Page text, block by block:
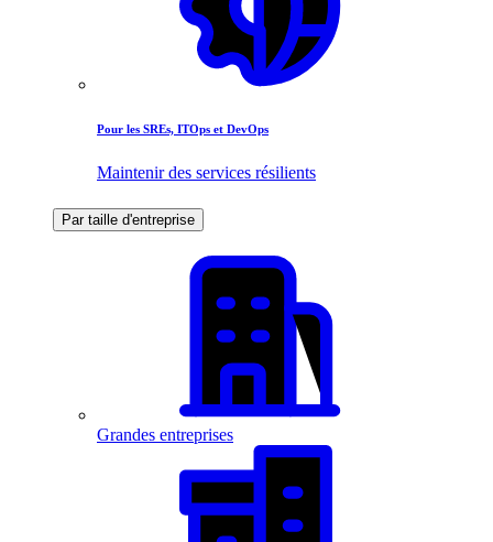
Pour les SREs, ITOps et DevOps
Maintenir des services résilients
Par taille d'entreprise
Grandes entreprises